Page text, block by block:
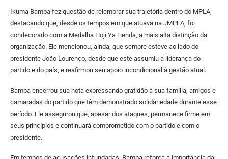
Ikuma Bamba fez questão de relembrar sua trajetória dentro do MPLA,
destacando que, desde os tempos em que atuava na JMPLA, foi
condecorado com a Medalha Hoji Ya Henda, a mais alta distinção da
organização. Ele mencionou, ainda, que sempre esteve ao lado do
presidente João Lourenço, desde que este assumiu a liderança do
partido e do país, e reafirmou seu apoio incondicional à gestão atual.
Bamba encerrou sua nota expressando gratidão à sua família, amigos e
camaradas do partido que têm demonstrado solidariedade durante esse
período. Ele assegurou que, apesar dos ataques, permanece firme em
seus princípios e continuará comprometido com o partido e com o
presidente.